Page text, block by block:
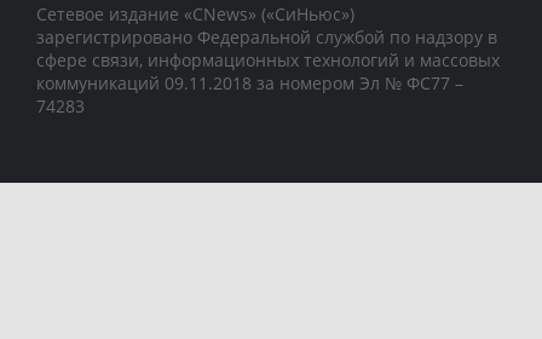
Сетевое издание «CNews» («СиНьюс»)
зарегистрировано Федеральной службой по надзору в
сфере связи, информационных технологий и массовых
коммуникаций 09.11.2018 за номером Эл № ФС77 –
74283